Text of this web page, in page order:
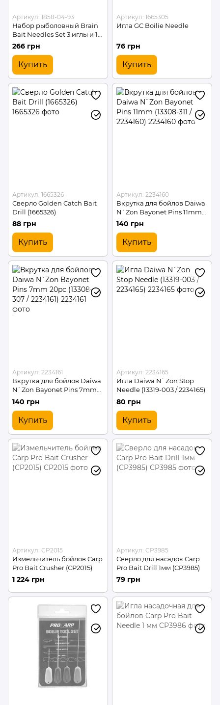
Артикул: 1858-04-93
Набор рыболовный Brain
Bait Needles Set 3 иглы и 1
сверло (1858-04-93)
266 грн
Купить
Артикул: 1665305
Игла GC Boilie Needle
76 грн
Купить
Артикул: 1665326
Сверло Golden Catch Bait
Drill (1665326)
88 грн
Купить
Артикул: 2234160
Вкрутка для бойлов Daiwa
N`Zon Bayonet Pins 11mm
(13308-311 / 2234160)
140 грн
Купить
Артикул: 2234161
Вкрутка для бойлов Daiwa
N`Zon Bayonet Pins 7mm
20pc (13308-307 / 2234161)
140 грн
Купить
Артикул: 2234165
Игла Daiwa N`Zon Stop
Needle (13319-003 / 2234165)
80 грн
Купить
Артикул: CP2015
Измельчитель бойлов Carp
Pro Bait Crusher (CP2015)
1 224 грн
Артикул: CP3985
Сверло для насадок Carp
Pro Bait Drill 1мм (CP3985)
79 грн